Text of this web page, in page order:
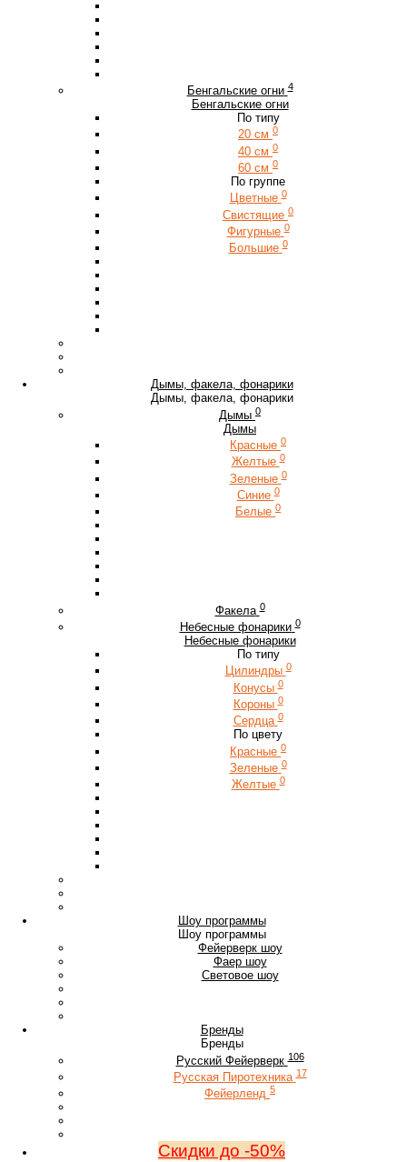
Бенгальские огни 4
Бенгальские огни
По типу
20 см 0
40 см 0
60 см 0
По группе
Цветные 0
Свистящие 0
Фигурные 0
Большие 0
Дымы, факела, фонарики
Дымы, факела, фонарики
Дымы 0
Дымы
Красные 0
Желтые 0
Зеленые 0
Синие 0
Белые 0
Факела 0
Небесные фонарики 0
Небесные фонарики
По типу
Цилиндры 0
Конусы 0
Короны 0
Сердца 0
По цвету
Красные 0
Зеленые 0
Желтые 0
Шоу программы
Шоу программы
Фейерверк шоу
Фаер шоу
Световое шоу
Бренды
Бренды
Русский Фейерверк 106
Русская Пиротехника 17
Фейерленд 5
Скидки до -50%